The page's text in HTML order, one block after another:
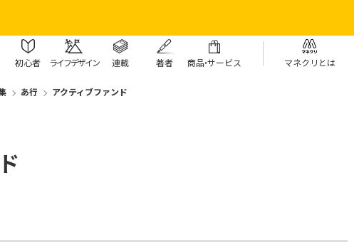
初心者 ライフデザイン 連載 著者 商品・サービス マネクリとは
あ行 アクティブファンド